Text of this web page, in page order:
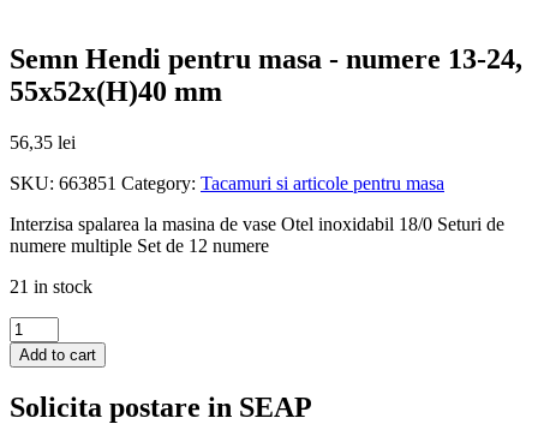
Semn Hendi pentru masa - numere 13-24,
55x52x(H)40 mm
56,35 lei
SKU: 663851 Category: Tacamuri si articole pentru masa
Interzisa spalarea la masina de vase Otel inoxidabil 18/0 Seturi de
numere multiple Set de 12 numere
21 in stock
Semn
Hendi
pentru
-
Add to cart
Solicita postare in SEAP